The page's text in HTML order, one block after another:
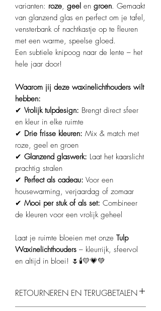
varianten: roze, geel en groen. Gemaakt
van glanzend glas en perfect om je tafel,
vensterbank of nachtkastje op te fleuren
met een warme, speelse gloed.
Een subtiele knipoog naar de lente – het
hele jaar door!
Waarom jij deze waxinelichthouders wilt
hebben:
✔ Vrolijk tulpdesign: Brengt direct sfeer
en kleur in elke ruimte
✔ Drie frisse kleuren: Mix & match met
roze, geel en groen
✔ Glanzend glaswerk: Laat het kaarslicht
prachtig stralen
✔ Perfect als cadeau: Voor een
housewarming, verjaardag of zomaar
✔ Mooi per stuk of als set: Combineer
de kleuren voor een vrolijk geheel
Laat je ruimte bloeien met onze Tulp
Waxinelichthouders – kleurrijk, sfeervol
en altijd in bloei! 🌷🕯️💛💗💚
RETOURNEREN EN TERUGBETALEN